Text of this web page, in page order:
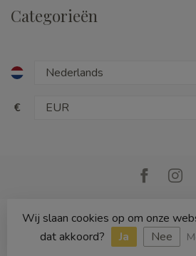
Categorieën
€
© Copyright 2026 Cedille
Wij slaan cookies op om onze
dat akkoord?
Ja Nee